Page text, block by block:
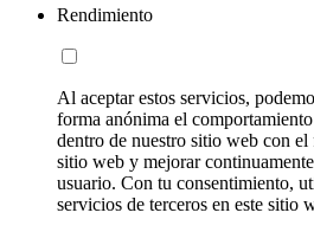
Rendimiento
Al aceptar estos servicios,
forma anónima el
dentro de nuestro sitio web con
sitio web y mejorar
usuario. Con tu consentimiento,
servicios de terceros en este sitio